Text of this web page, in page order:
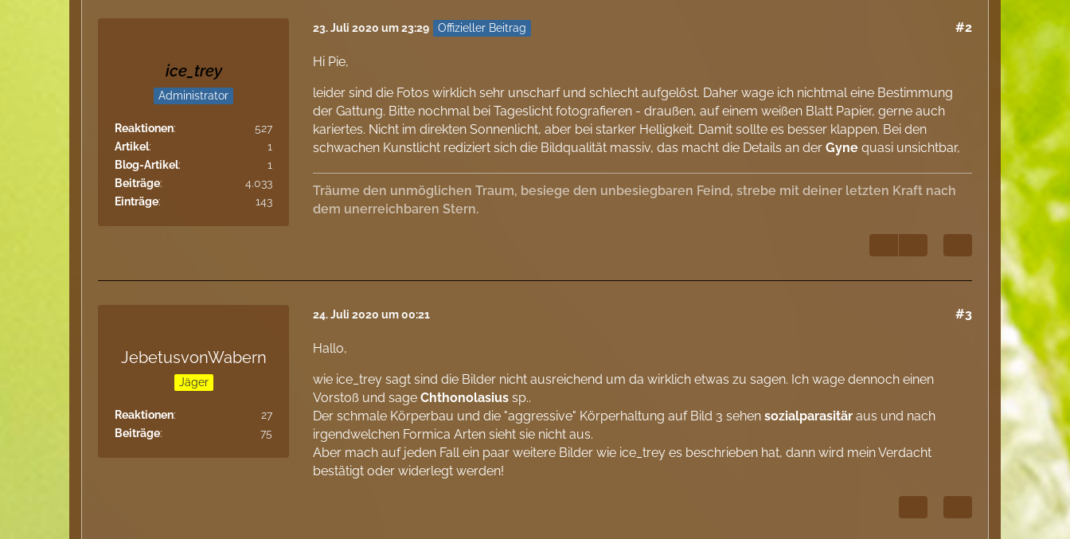
ice_trey
Administrator
Reaktionen
527
Artikel
1
Blog-Artikel
1
Beiträge
4.033
Einträge
143
23. Juli 2020 um 23:29 Offizieller Beitrag #2
Hi Pie,
leider sind die Fotos wirklich sehr unscharf und schlecht aufgelöst. Daher wage ich nichtmal eine Bestimmung
der Gattung. Bitte nochmal bei Tageslicht fotografieren - draußen, auf einem weißen Blatt Papier, gerne auch
kariertes. Nicht im direkten Sonnenlicht, aber bei starker Helligkeit. Damit sollte es besser klappen. Bei den
schwachen Kunstlicht rediziert sich die Bildqualität massiv, das macht die Details an derGyne quasi unsichtbar,
Träume den unmöglichen Traum, besiege den unbesiegbaren Feind, strebe mit deiner letzten Kraft nach
dem unerreichbaren Stern.
JebetusvonWabern
Jäger
Reaktionen
27
Beiträge
75
24. Juli 2020 um 00:21 #3
Hallo,
wie ice_trey sagt sind die Bilder nicht ausreichend um da wirklich etwas zu sagen. Ich wage dennoch einen
Vorstoß und sageChthonolasius sp..
Der schmale Körperbau und die "aggressive" Körperhaltung auf Bild 3 sehensozialparasitär aus und nach
irgendwelchen Formica Arten sieht sie nicht aus.
Aber mach auf jeden Fall ein paar weitere Bilder wie ice_trey es beschrieben hat, dann wird mein Verdacht
bestätigt oder widerlegt werden!